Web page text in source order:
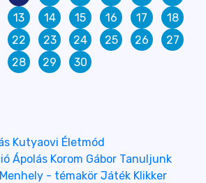
13 14 15 16 17
18
22 23 24 25 26
27
28
29 30
Kutyaovi Életmód
Ápolás Korom Gábor Tanuljunk
Menhely - témakör Játék Klikker